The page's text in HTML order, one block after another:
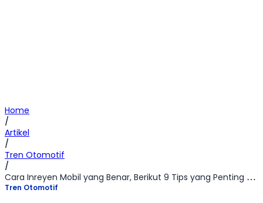
Home
/
Artikel
/
Tren Otomotif
/
Cara Inreyen Mobil yang Benar, Berikut 9 Tips yang Penting Diketahui
Tren Otomotif